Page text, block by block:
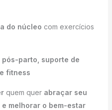
do núcleo com exercícios
parto, suporte de
fitness
quem quer abraçar seu
melhorar o bem-estar